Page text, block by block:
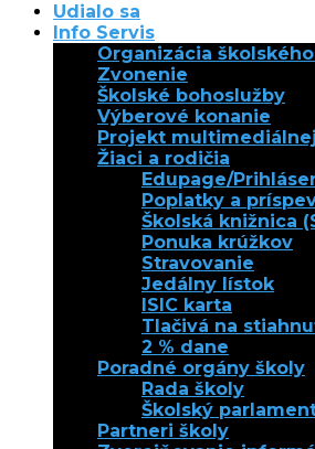
Udialo sa
Info Servis
Organizácia
Zvonenie
Školské bohoslužby
Výberové konanie
Projekt
Žiaci a rodičia
Edupage/
Poplatky a
Školská knižnica
Ponuka krúžkov
Stravovanie
Jedálny lístok
ISIC karta
Tlačivá na
2 % dane
Poradné orgány školy
Rada školy
Školský
Partneri školy